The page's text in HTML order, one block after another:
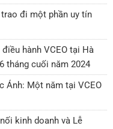
đi một phần uy tín
hành VCEO tại Hà
tháng cuối năm 2024
Ánh: Một năm tại VCEO
kinh doanh và Lễ